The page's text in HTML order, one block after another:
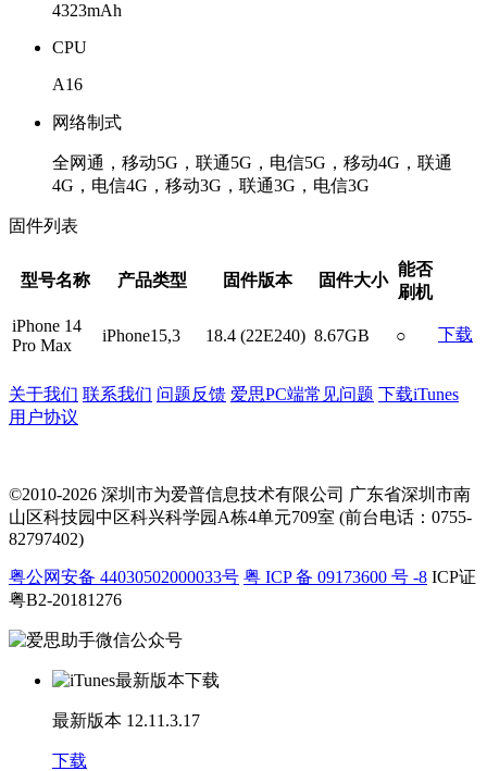
4323mAh
CPU
A16
网络制式
全网通，移动5G，联通5G，电信5G，移动4G，联通
4G，电信4G，移动3G，联通3G，电信3G
固件列表
型号名称 产品类型 固件版本 固件大小
能否
刷机
iPhone 14
Pro Max
iPhone15,3 18.4 (22E240) 8.67GB ○ 下载
关于我们 联系我们 问题反馈 爱思PC端常见问题 下载iTunes
用户协议
©2010-2026 深圳市为爱普信息技术有限公司 广东省深圳市南
山区科技园中区科兴科学园A栋4单元709室 (前台电话：0755-
82797402)
粤公网安备 44030502000033号 粤 ICP 备 09173600 号 -8 ICP证
粤B2-20181276
最新版本 12.11.3.17
下载